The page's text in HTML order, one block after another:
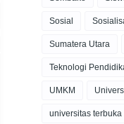
Sosial
Sumatera Utara
Teknologi
UMKM
universitas terbuka